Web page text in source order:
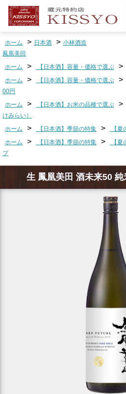
ホーム > 日本酒 > 小林酒造
鳳凰美田
ホーム
> 【日本酒】容量・価格で選ぶ >
ホーム
> 【日本酒】容量・価格で選ぶ >
00円
ホーム
> 【日本酒】お米の品種で選ぶ >
けみらい）
ホーム
> 【日本酒】季節の特集 >
【夏
ホーム
> 【日本酒】季節の特集 > 【夏
プ
生 鳳凰美田 酒未来50